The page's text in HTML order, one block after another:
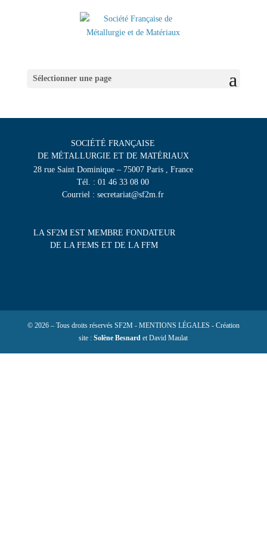
Sélectionner une page
SOCIÉTÉ FRANÇAISE
DE MÉTALLURGIE ET DE MATÉRIAUX
28 rue Saint Dominique – 75007 Paris , France
Tél. : 01 46 33 08 00
Courriel : secretariat@sf2m.fr
LA SF2M EST MEMBRE FONDATEUR
DE LA FEMS ET DE LA FFM
© 2026 – Tous droits réservés SF2M - MENTIONS LÉGALES - Création
site :Solène Besnard et David Maulat